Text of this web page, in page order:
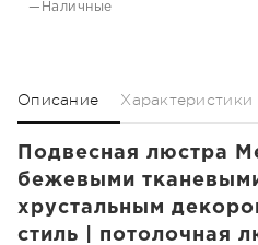
—Наличные
Описание Характеристики
Подвесная люстра
бежевыми
хрустальным
стиль | потолочная